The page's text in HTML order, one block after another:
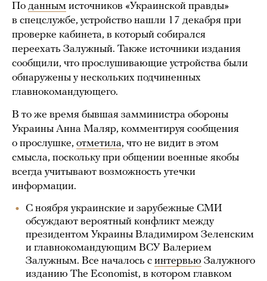
По данным источников «Украинской правды»
в спецслужбе, устройство нашли 17 декабря при
проверке кабинета, в который собирался
переехать Залужный. Также источники издания
сообщили, что прослушивающие устройства были
обнаружены у нескольких подчиненных
главнокомандующего.
В то же время бывшая замминистра обороны
Украины Анна Маляр, комментируя сообщения
о прослушке, отметила, что не видит в этом
смысла, поскольку при общении военные якобы
всегда учитывают возможность утечки
информации.
C ноября украинские и зарубежные СМИ
обсуждают вероятный конфликт между
президентом Украины Владимиром Зеленским
и главнокомандующим ВСУ Валерием
Залужным. Все началось с интервью Залужного
изданию The Economist, в котором главком